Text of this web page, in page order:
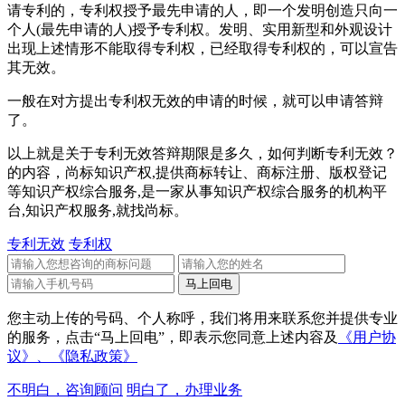
请专利的，专利权授予最先申请的人，即一个发明创造只向一
个人(最先申请的人)授予专利权。发明、实用新型和外观设计
出现上述情形不能取得专利权，已经取得专利权的，可以宣告
其无效。
一般在对方提出专利权无效的申请的时候，就可以申请答辩
了。
以上就是关于专利无效答辩期限是多久，如何判断专利无效？
的内容，尚标知识产权,提供商标转让、商标注册、版权登记
等知识产权综合服务,是一家从事知识产权综合服务的机构平
台,知识产权服务,就找尚标。
专利无效 专利权
您主动上传的号码、个人称呼，我们将用来联系您并提供专业
的服务，点击“马上回电”，即表示您同意上述内容及
《用户协
议》、
《隐私政策》
不明白，咨询顾问 明白了，办理业务